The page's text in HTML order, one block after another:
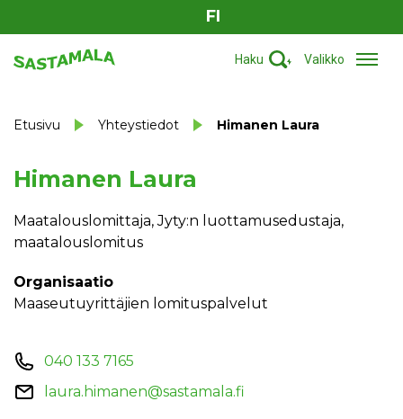
FI
Haku Valikko
Etusivu Yhteystiedot Himanen Laura
Himanen Laura
Maatalouslomittaja, Jyty:n luottamusedustaja,
maatalouslomitus
Organisaatio
Maaseutuyrittäjien lomituspalvelut
040 133 7165
laura.himanen@sastamala.fi